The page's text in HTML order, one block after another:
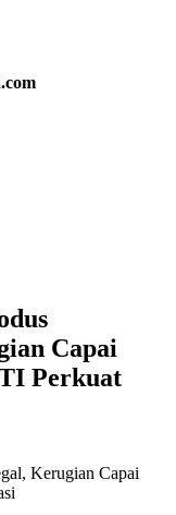
Capai
Perkuat